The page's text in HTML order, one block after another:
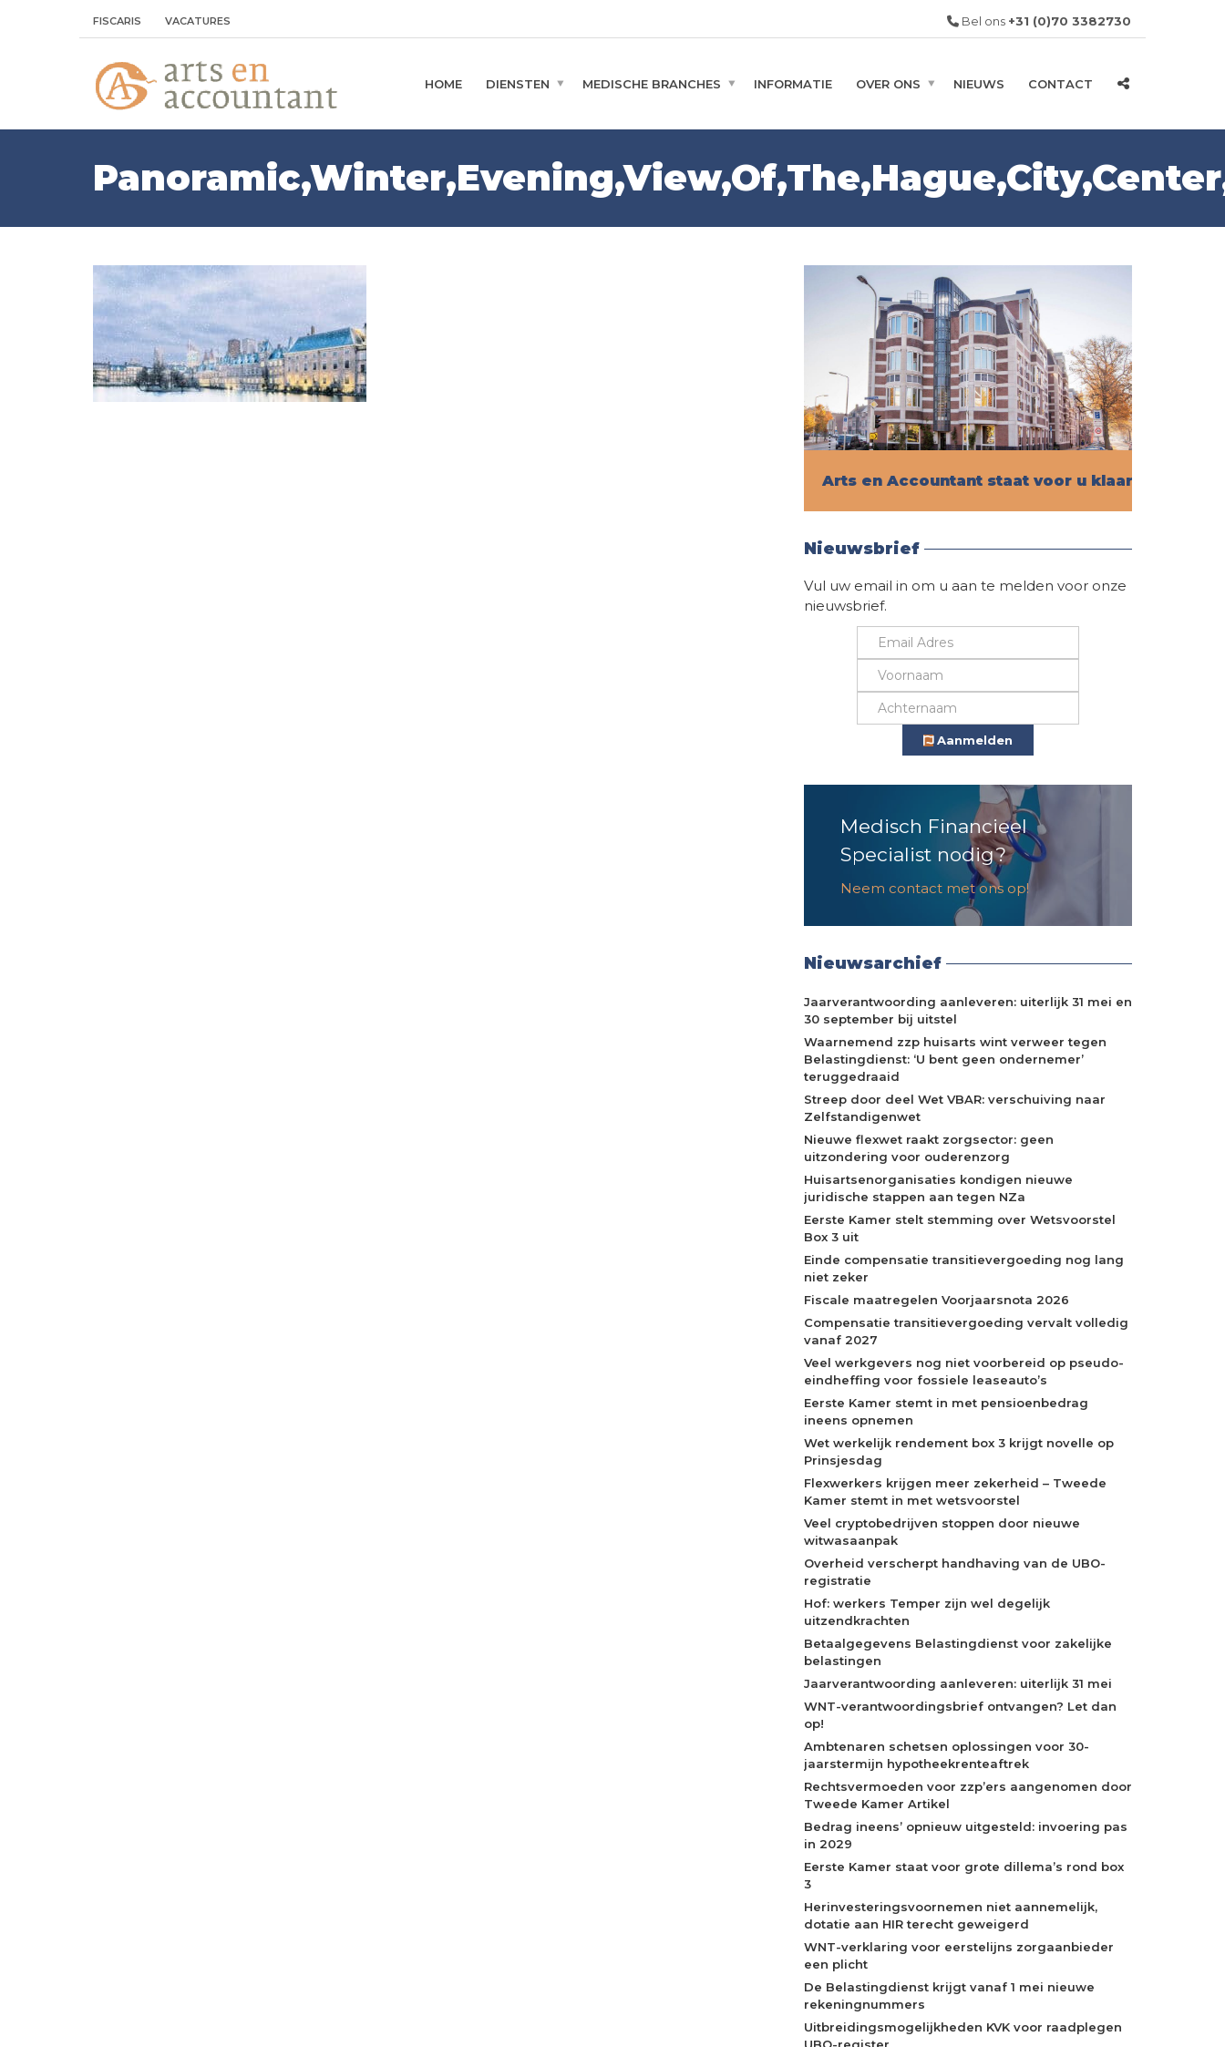
FISCARIS VACATURES Bel ons +31 (0)70 3382730
HOME DIENSTEN MEDISCHE BRANCHES INFORMATIE OVER ONS NIEUWS CONTACT
Arts en Accountant staat voor u klaar!
Nieuwsbrief
Vul uw email in om u aan te melden voor onze
nieuwsbrief.
Aanmelden
Medisch Financieel
Specialist nodig?
Neem contact met ons op!
Nieuwsarchief
Jaarverantwoording aanleveren: uiterlijk 31 mei en
30 september bij uitstel
Waarnemend zzp huisarts wint verweer tegen
Belastingdienst: ‘U bent geen ondernemer’
teruggedraaid
Streep door deel Wet VBAR: verschuiving naar
Zelfstandigenwet
Nieuwe flexwet raakt zorgsector: geen
uitzondering voor ouderenzorg
Huisartsenorganisaties kondigen nieuwe
juridische stappen aan tegen NZa
Eerste Kamer stelt stemming over Wetsvoorstel
Box 3 uit
Einde compensatie transitievergoeding nog lang
niet zeker
Fiscale maatregelen Voorjaarsnota 2026
Compensatie transitievergoeding vervalt volledig
vanaf 2027
Veel werkgevers nog niet voorbereid op pseudo-
eindheffing voor fossiele leaseauto’s
Eerste Kamer stemt in met pensioenbedrag
ineens opnemen
Wet werkelijk rendement box 3 krijgt novelle op
Prinsjesdag
Flexwerkers krijgen meer zekerheid – Tweede
Kamer stemt in met wetsvoorstel
Veel cryptobedrijven stoppen door nieuwe
witwasaanpak
Overheid verscherpt handhaving van de UBO-
registratie
Hof: werkers Temper zijn wel degelijk
uitzendkrachten
Betaalgegevens Belastingdienst voor zakelijke
belastingen
Jaarverantwoording aanleveren: uiterlijk 31 mei
WNT-verantwoordingsbrief ontvangen? Let dan
op!
Ambtenaren schetsen oplossingen voor 30-
jaarstermijn hypotheekrenteaftrek
Rechtsvermoeden voor zzp’ers aangenomen door
Tweede Kamer Artikel
Bedrag ineens’ opnieuw uitgesteld: invoering pas
in 2029
Eerste Kamer staat voor grote dillema’s rond box
3
Herinvesteringsvoornemen niet aannemelijk,
dotatie aan HIR terecht geweigerd
WNT-verklaring voor eerstelijns zorgaanbieder
een plicht
De Belastingdienst krijgt vanaf 1 mei nieuwe
rekeningnummers
Uitbreidingsmogelijkheden KVK voor raadplegen
UBO-register